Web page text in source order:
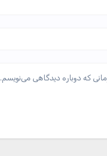
که دوباره دیدگاهی می‌نویسم.